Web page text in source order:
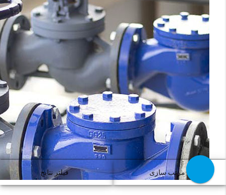
فیلتر نتایج مرتب سازی